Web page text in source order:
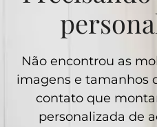
Não encontrou as
imagens e tamanhos
contato que
personalizada de